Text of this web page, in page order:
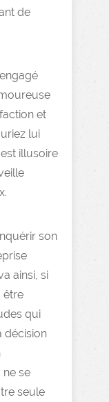
de
et
lui
illusoire
son
ainsi, si
être
qui
décision
se
seule